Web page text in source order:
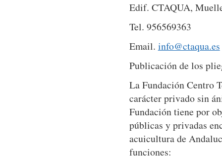
Edif. CTAQUA,
Tel. 956569363
Email. info@ctaqua.es
Publicación de los
La Fundación Centro
carácter privado sin
Fundación tiene por
públicas y privadas
acuicultura de
funciones: